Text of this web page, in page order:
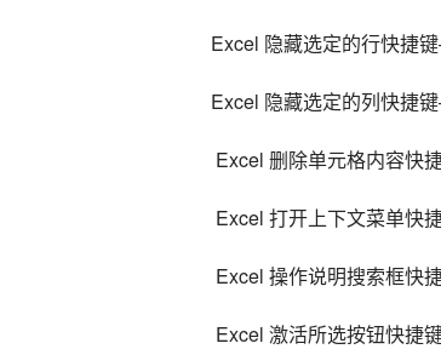
Excel 隐藏选定的行快捷
Excel 隐藏选定的列快捷
Excel 删除单元格内容快
Excel 打开上下文菜单快
Excel 操作说明搜索框快
Excel 激活所选按钮快捷